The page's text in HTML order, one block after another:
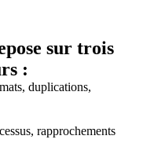
sur trois
:
duplications,
rapprochements